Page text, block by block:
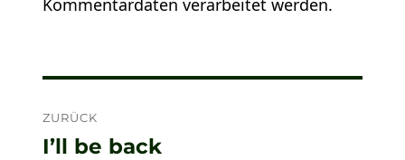
Kommentardaten verarbeitet werden.
ZURÜCK
Vorheriger
I’ll be back